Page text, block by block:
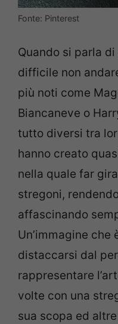
Fonte: Pinterest
Quando si parla
difficile non
più noti come
Biancaneve o
tutto diversi tra
hanno creato
nella quale far
stregoni,
affascinando
Un’immagine che
distaccarsi dal
rappresentare
volte con una
sua scopa ed